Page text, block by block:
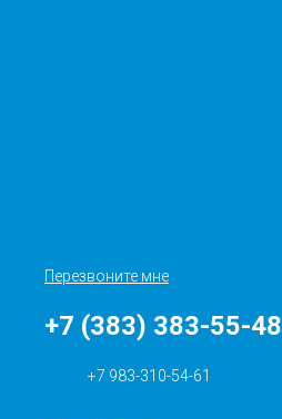
Перезвоните мне
+7 (383) 383-55-48
+7 983-310-54-61